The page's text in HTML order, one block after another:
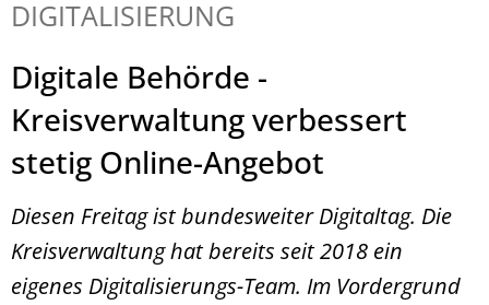
DIGITALISIERUNG
Digitale Behörde -
Kreisverwaltung verbessert
stetig Online-Angebot
Diesen Freitag ist bundesweiter Digitaltag. Die
Kreisverwaltung hat bereits seit 2018 ein
eigenes Digitalisierungs-Team. Im Vordergrund